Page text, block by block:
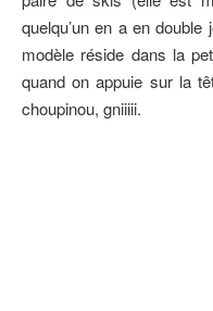
quelqu’un en a en double
modèle réside dans la
quand on appuie sur la
choupinou, gniiiii.